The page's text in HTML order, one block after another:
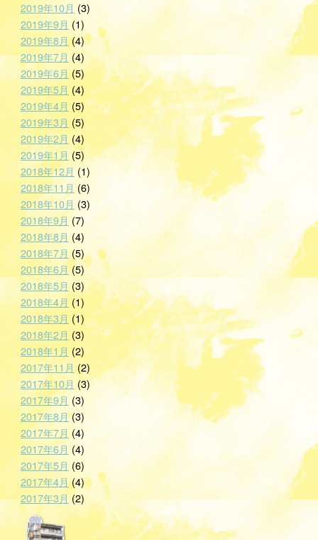
2019年10月 (3)
2019年9月(1)
2019年8月(4)
2019年7月(4)
2019年6月(5)
2019年5月 (4)
2019年4月 (5)
2019年3月 (5)
2019年2月 (4)
2019年1月(5)
2018年12月 (1)
2018年11月 (6)
2018年10月 (3)
2018年9月 (7)
2018年8月(4)
2018年7月 (5)
2018年6月(5)
2018年5月(3)
2018年4月 (1)
2018年3月 (1)
2018年2月 (3)
2018年1月 (2)
2017年11月 (2)
2017年10月 (3)
2017年9月 (3)
2017年8月(3)
2017年7月 (4)
2017年6月 (4)
2017年5月 (6)
2017年4月(4)
2017年3月(2)